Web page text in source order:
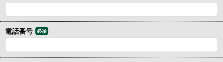
電話番号 必須